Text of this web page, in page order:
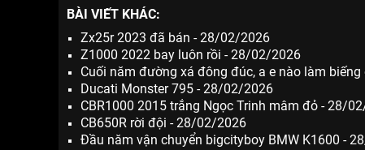
BÀI VIẾT KHÁC:
Zx25r 2023 đã bán - 28/02/2026
Z1000 2022 bay luôn rồi - 28/02/2026
Cuối năm đường xá đông đúc, a e nào làm
Ducati Monster 795 - 28/02/2026
CBR1000 2015 trắng Ngọc Trinh mâm đỏ - 28/
CB650R rời đội - 28/02/2026
Đầu năm vận chuyển bigcityboy BMW K1600 -